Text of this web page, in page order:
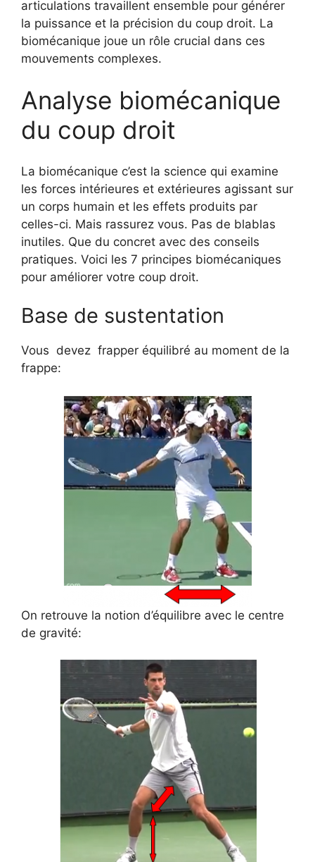
articulations travaillent ensemble pour générer
la puissance et la précision du coup droit. La
biomécanique joue un rôle crucial dans ces
mouvements complexes.
Analyse biomécanique
du coup droit
La biomécanique c’est la science qui examine
les forces intérieures et extérieures agissant sur
un corps humain et les effets produits par
celles-ci. Mais rassurez vous. Pas de blablas
inutiles. Que du concret avec des conseils
pratiques. Voici les 7 principes biomécaniques
pour améliorer votre coup droit.
Base de sustentation
Vous devez frapper équilibré au moment de la
frappe:
On retrouve la notion d’équilibre avec le centre
de gravité: